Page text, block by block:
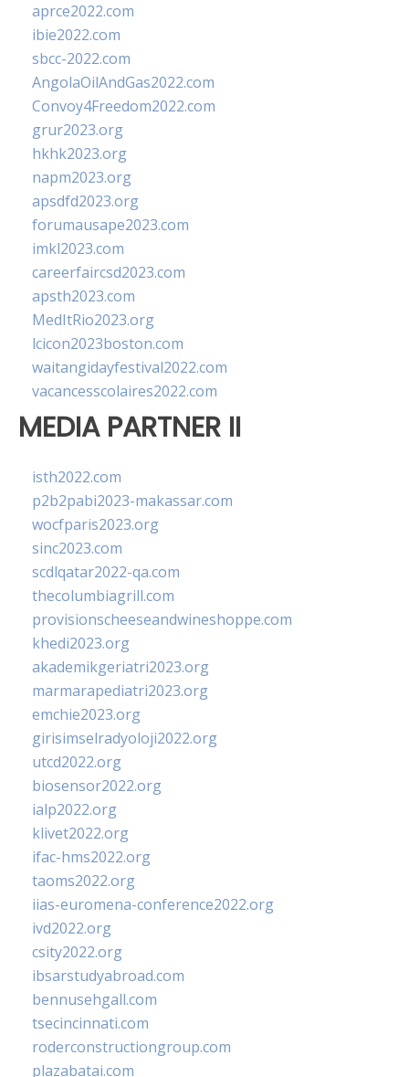
aprce2022.com
ibie2022.com
sbcc-2022.com
AngolaOilAndGas2022.com
Convoy4Freedom2022.com
grur2023.org
hkhk2023.org
napm2023.org
apsdfd2023.org
forumausape2023.com
imkl2023.com
careerfaircsd2023.com
apsth2023.com
MedItRio2023.org
lcicon2023boston.com
waitangidayfestival2022.com
vacancesscolaires2022.com
MEDIA PARTNER II
isth2022.com
p2b2pabi2023-makassar.com
wocfparis2023.org
sinc2023.com
scdlqatar2022-qa.com
thecolumbiagrill.com
provisionscheeseandwineshoppe.com
khedi2023.org
akademikgeriatri2023.org
marmarapediatri2023.org
emchie2023.org
girisimselradyoloji2022.org
utcd2022.org
biosensor2022.org
ialp2022.org
klivet2022.org
ifac-hms2022.org
taoms2022.org
iias-euromena-conference2022.org
ivd2022.org
csity2022.org
ibsarstudyabroad.com
bennusehgall.com
tsecincinnati.com
roderconstructiongroup.com
plazabatai.com